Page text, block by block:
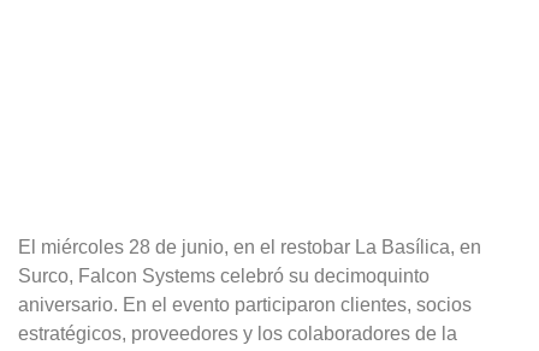
El miércoles 28 de junio, en el restobar La Basílica, en
Surco, Falcon Systems celebró su decimoquinto
aniversario. En el evento participaron clientes, socios
estratégicos, proveedores y los colaboradores de la